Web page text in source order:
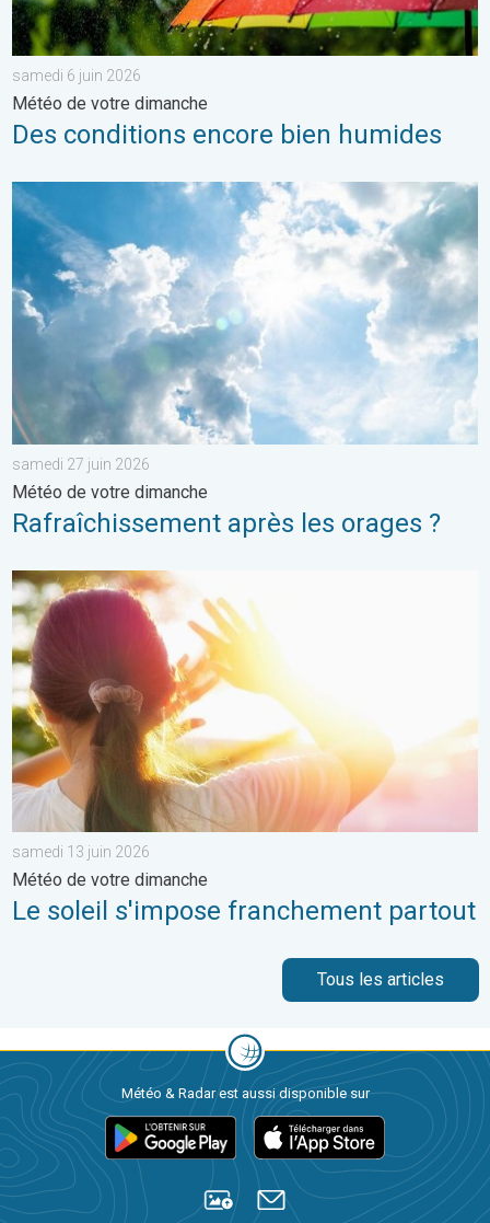
samedi 6 juin 2026
Météo de votre dimanche
Des conditions encore bien humides
Rafraîchissement après les orages ?. Météo de votre
samedi 27 juin 2026
Météo de votre dimanche
Rafraîchissement après les orages ?
Le soleil s'impose franchement partout. Météo de votre
samedi 13 juin 2026
Météo de votre dimanche
Le soleil s'impose franchement partout
Tous les articles
Météo & Radar est aussi disponible sur